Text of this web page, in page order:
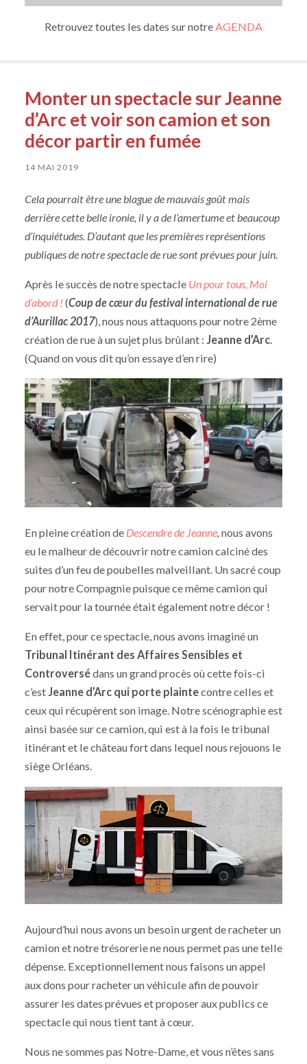
Retrouvez toutes les dates sur notreAGENDA
Monter un spectacle sur Jeanne
d’Arc et voir son camion et son
décor partir en fumée
14 MAI 2019
Cela pourrait être une blague de mauvais goût mais
derrière cette belle ironie, il y a de l’amertume et beaucoup
d’inquiétudes. D’autant que les premières représentions
publiques de notre spectacle de rue sont prévues pour juin.
Après le succès de notre spectacle Un pour tous, Moi
d’abord ! (Coup de cœur du festival international de rue
d’Aurillac 2017), nous nous attaquons pour notre 2ème
création de rue à un sujet plus brûlant : Jeanne d’Arc.
(Quand on vous dit qu’on essaye d’en rire)
En pleine création de Descendre de Jeanne, nous avons
eu le malheur de découvrir notre camion calciné des
suites d’un feu de poubelles malveillant. Un sacré coup
pour notre Compagnie puisque ce même camion qui
servait pour la tournée était également notre décor !
En effet, pour ce spectacle, nous avons imaginé un
Tribunal Itinérant des Affaires Sensibles et
Controversédans un grand procès où cette fois-ci
c’estJeanne d’Arc qui porte plaintecontre celles et
ceux qui récupèrent son image. Notre scénographie est
ainsi basée sur ce camion, qui est à la fois le tribunal
itinérant et le château fort dans lequel nous rejouons le
siège Orléans.
Aujourd’hui nous avons un besoin urgent de racheter un
camion et notre trésorerie ne nous permet pas une telle
dépense. Exceptionnellement nous faisons un appel
aux dons pour racheter un véhicule afin de pouvoir
assurer les dates prévues et proposer aux publics ce
spectacle qui nous tient tant à cœur.
Nous ne sommes pas Notre-Dame, et vous n’êtes sans